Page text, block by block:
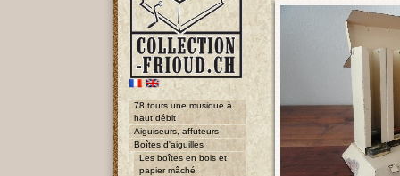
78 tours une musique à
haut débit
Aiguiseurs, affuteurs
Boîtes d'aiguilles
Les boîtes en bois et
papier mâché